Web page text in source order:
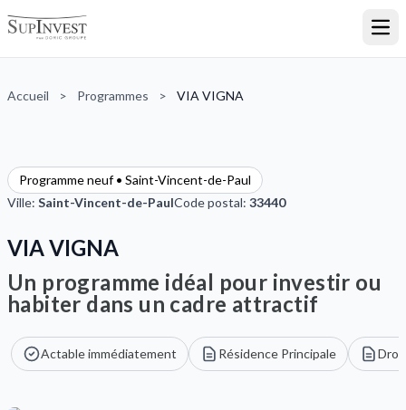
Accueil > Programmes > VIA VIGNA
Programme neuf • Saint-Vincent-de-Paul
Ville: Saint-Vincent-de-PaulCode postal: 33440
VIA VIGNA
Un programme idéal pour investir ou
habiter dans un cadre attractif
Actable immédiatement Résidence Principale